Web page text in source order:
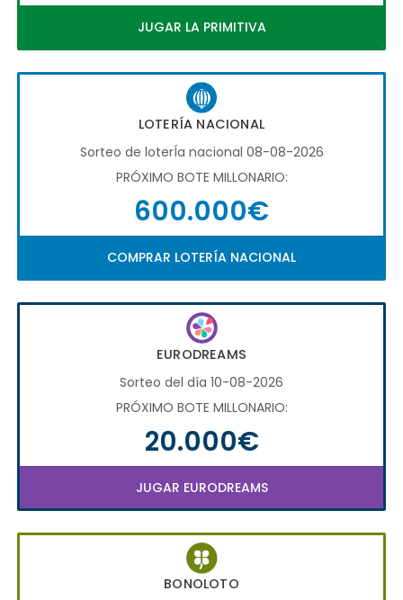
JUGAR LA PRIMITIVA
LOTERÍA NACIONAL
Sorteo de loterÍa nacional 08-08-2026
PRÓXIMO BOTE MILLONARIO:
600.000€
COMPRAR LOTERÍA NACIONAL
EURODREAMS
Sorteo del día 10-08-2026
PRÓXIMO BOTE MILLONARIO:
20.000€
JUGAR EURODREAMS
BONOLOTO